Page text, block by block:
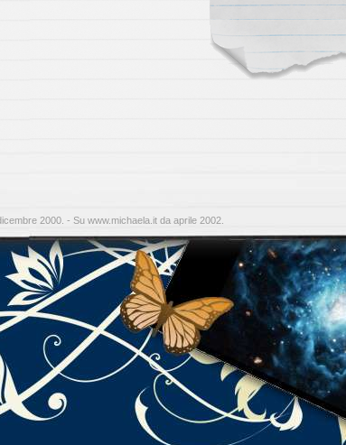
2000. - Su www.michaela.it da aprile 2002.